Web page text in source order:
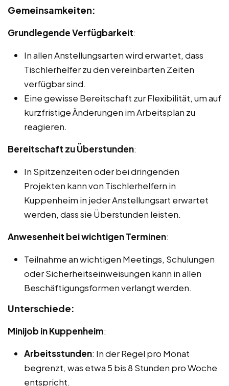
Gemeinsamkeiten:
Grundlegende Verfügbarkeit:
In allen Anstellungsarten wird erwartet, dass
Tischlerhelfer zu den vereinbarten Zeiten
verfügbar sind.
Eine gewisse Bereitschaft zur Flexibilität, um auf
kurzfristige Änderungen im Arbeitsplan zu
reagieren.
Bereitschaft zu Überstunden:
In Spitzenzeiten oder bei dringenden
Projekten kann von Tischlerhelfern in
Kuppenheim in jeder Anstellungsart erwartet
werden, dass sie Überstunden leisten.
Anwesenheit bei wichtigen Terminen:
Teilnahme an wichtigen Meetings, Schulungen
oder Sicherheitseinweisungen kann in allen
Beschäftigungsformen verlangt werden.
Unterschiede:
Minijob in Kuppenheim:
Arbeitsstunden: In der Regel pro Monat
begrenzt, was etwa 5 bis 8 Stunden pro Woche
entspricht.